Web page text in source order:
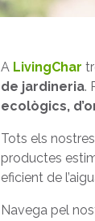
A LivingChar
de jardineria.
ecològics,
Tots els
productes
eficient de
Navega pel